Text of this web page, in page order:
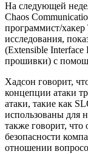
На следующей
Chaos
программист/
исследования,
(Extensible
прошивки) с
Хадсон говорит,
концепции атаки
атаки, такие как
использованы для
также говорит,
безопасности
отношении